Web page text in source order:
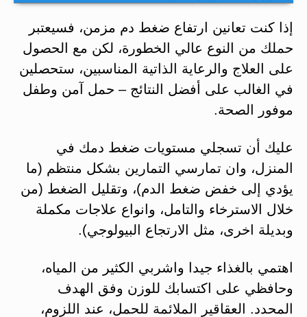
إذا كنت تعانين ارتفاع ضغط دم مزمن، فسيعتبر
حملك من النوع عالي الخطورة، لكن مع الحصول
على العلاج والرعاية الذاتية المناسبين، ستحصلين
في الغالب على أفضل النتائج – حمل آمن وطفل
موفور الصحة.
عليك أن تسجلي مستويات ضغط دمك في
المنزل، وان تمارسي التمارين بشكل منتظم (ما
يؤدي إلى خفض ضغط الدم)، وتقليل الضغط (من
خلال الاسترخاء والتامل، وانواع علاجات مكملة
وبديلة اخرى، مثل الارتجاع البيولوجي).
اهتمي بالغذاء جيدا واشربي الكثير من المياه،
وحافظي على اکتسابك للوزن وفق الهدف
المحدد. العقاقير الملائمة للحمل، عند اللزوم،